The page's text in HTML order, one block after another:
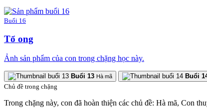
Buổi 16
Tổ ong
Ảnh sản phẩm của con trong chặng học này.
Buổi 13 Hà mã Buổi
Chủ đề trong chặng
Trong chặng này, con đã hoàn thiện các chủ đề: Hà mã, Con